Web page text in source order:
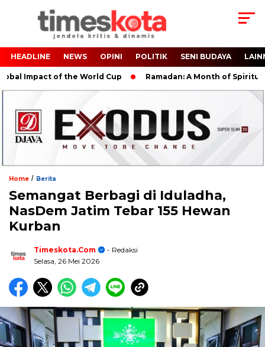
HEADLINE NEWS OPINI POLITIK SENI BUDAYA
Impact of the World Cup Ramadan: A Month of Spiritual
Home / Berita
Semangat Berbagi di Iduladha,
NasDem Jatim Tebar 155 Hewan
Kurban
Timeskota.com
- Redaksi
Selasa, 26 Mei 2026